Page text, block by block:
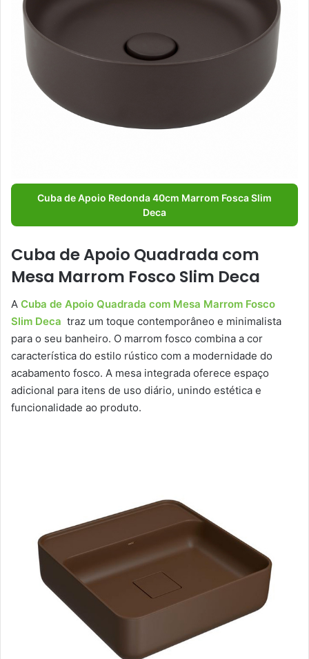
Cuba de Apoio Redonda 40cm Marrom Fosca Slim
Deca
Cuba de Apoio Quadrada com
Mesa Marrom Fosco Slim Deca
A Cuba de Apoio Quadrada com Mesa Marrom Fosco
Slim Deca traz um toque contemporâneo e minimalista
para o seu banheiro. O marrom fosco combina a cor
característica do estilo rústico com a modernidade do
acabamento fosco. A mesa integrada oferece espaço
adicional para itens de uso diário, unindo estética e
funcionalidade ao produto.